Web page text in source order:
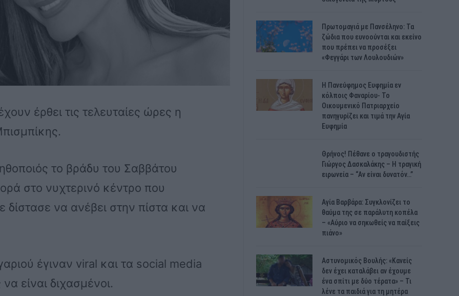
έρθει τις τελευταίες ώρες η
το βράδυ του Σαββάτου
στο νυχτερινό κέντρο που
να ανέβει στην πίστα και να
έγιναν viral και τα social media
είναι διχασμένοι.
Πρωτομαγιά με Πανσέληνο: Τα
ζώδια που ευνοούνται και εκείνο
που πρέπει να προσέξει
«Φεγγάρι των Λουλουδιών»
H Πανεύφημος Ευφημία εν
κόλποις Φαναρίου- Το
Οικουμενικό Πατριαρχείο
πανηγυρίζει και τιμά την Αγία
Ευφημία
Θρήνος! Πέθανε ο τραγουδιστής
Γιώργος Δασκαλάκης – Η τραγική
ειρωνεία – “Αν είναι δυνατόν…”
Αγία Βαρβάρα: Συγκλονίζει το
θαύμα της σε παράλυτη κοπέλα
– «Αύριο να σηκωθείς να παίξεις
πιάνο»
Αστυνομικός Bουλής: «Κανείς
δεν έχει καταλάβει αν έχουμε
ένα σπίτι με δύο τέρατα» – Τι
λένε τα παιδιά για τη μητέρα